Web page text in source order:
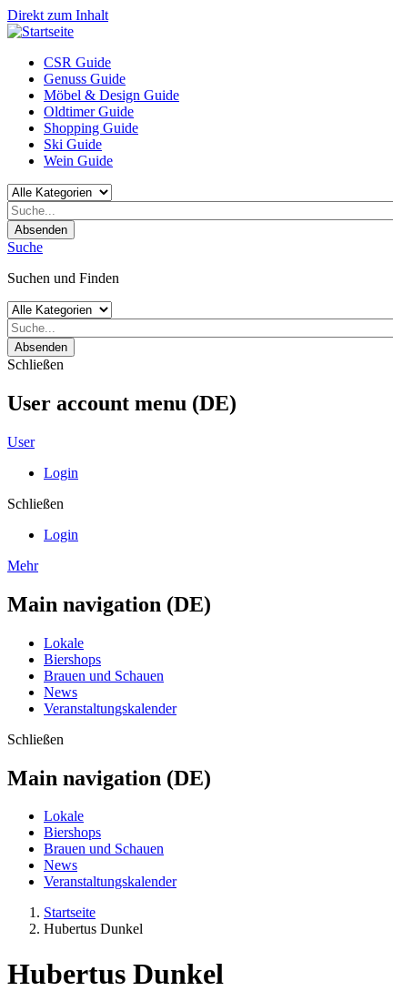
Direkt zum Inhalt
CSR Guide
Genuss Guide
Möbel & Design Guide
Oldtimer Guide
Shopping Guide
Ski Guide
Wein Guide
Absenden
Suche
Suchen und Finden
Absenden
Schließen
User account menu (DE)
User
Login
Schließen
Login
Mehr
Main navigation (DE)
Lokale
Biershops
Brauen und Schauen
News
Veranstaltungskalender
Schließen
Main navigation (DE)
Lokale
Biershops
Brauen und Schauen
News
Veranstaltungskalender
Startseite
Hubertus Dunkel
Hubertus Dunkel